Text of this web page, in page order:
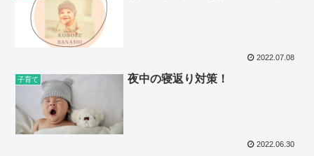
2022.07.08
子育て 夜中の寝返り対策！
2022.06.30